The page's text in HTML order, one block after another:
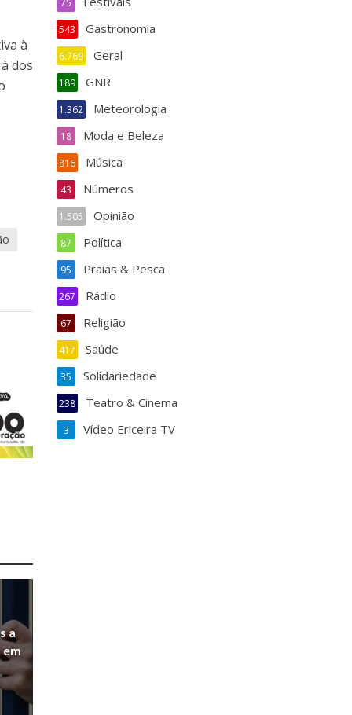
à
dos
a
75
Gastronomia
543
Geral
6.769
GNR
189
Meteorologia
1.362
Moda e Beleza
18
Música
816
Números
43
Opinião
1.505
Política
87
Praias & Pesca
95
Rádio
267
Religião
67
Saúde
417
Solidariedade
35
Teatro & Cinema
238
Vídeo Ericeira TV
3